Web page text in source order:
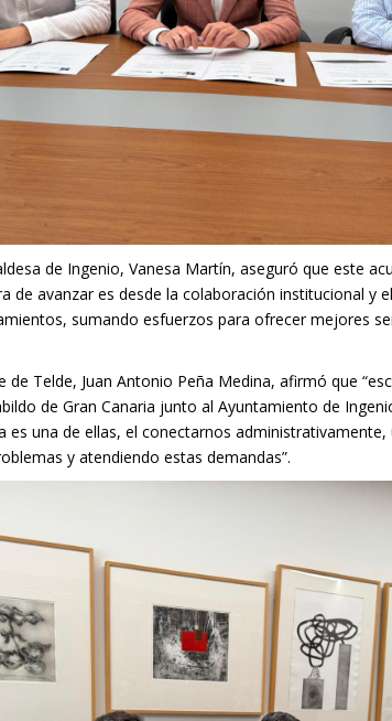
de Ingenio, Vanesa Martín, aseguró que este
de avanzar es desde la colaboración institucional y
sumando esfuerzos para ofrecer mejores
de Telde, Juan Antonio Peña Medina, afirmó que
de Gran Canaria junto al Ayuntamiento de
es una de ellas, el conectarnos
y atendiendo estas demandas”.